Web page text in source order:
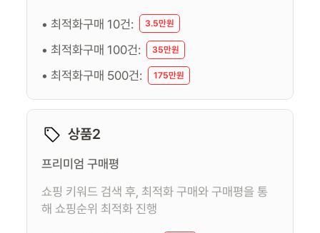
• 최적화구매 10건: 3.5만원
• 최적화구매 100건: 35만원
• 최적화구매 500건: 175만원
상품2
프리미엄 구매평
쇼핑 키워드 검색 후, 최적화 구매와 구매평을 통
해 쇼핑순위 최적화 진행